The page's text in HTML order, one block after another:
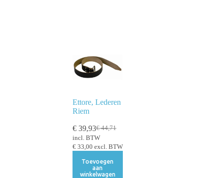
Ettore, Lederen
Riem
€44,71
€39,93
incl. BTW
€33,00 excl. BTW
Toevoegen
aan
winkelwagen